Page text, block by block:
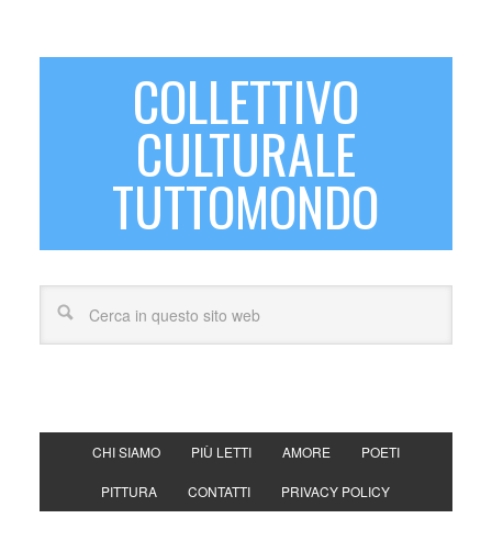
COLLETTIVO
CULTURALE
TUTTOMONDO
CHI SIAMO PIÙ LETTI AMORE POETI
PITTURA CONTATTI PRIVACY POLICY